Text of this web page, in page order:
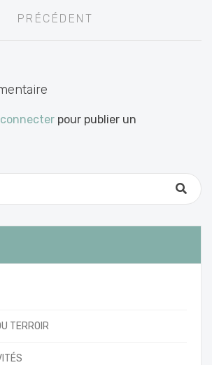
PRÉCÉDENT
pour publier un
TERROIR